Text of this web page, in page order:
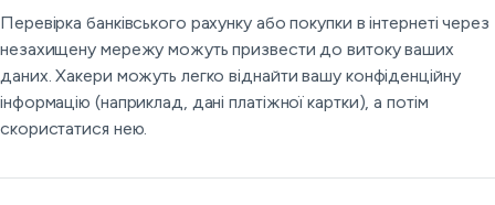
Перевірка банківського рахунку або покупки в інтернеті через
незахищену мережу можуть призвести до витоку ваших
даних. Хакери можуть легко віднайти вашу конфіденційну
інформацію (наприклад, дані платіжної картки), а потім
скористатися нею.